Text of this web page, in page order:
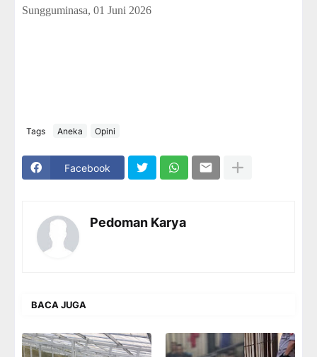
Sungguminasa, 01 Juni 2026
Tags Aneka Opini
Facebook
Pedoman Karya
BACA JUGA